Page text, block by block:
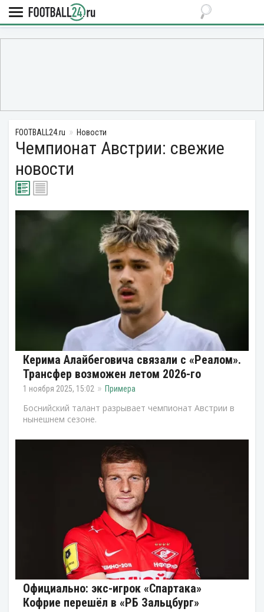
FOOTBALL24.ru Новости
Чемпионат Австрии: свежие
новости
Керима Алайбеговича связали с «Реалом».
Трансфер возможен летом 2026-го
1 ноября 2025, 15:02 Примера
Боснийский талант разрывает чемпионат Австрии в
нынешнем сезоне.
Официально: экс-игрок «Спартака»
Кофрие перешёл в «РБ Зальцбург»